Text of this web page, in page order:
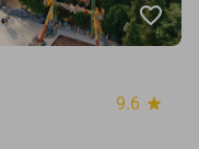
favorite_border
9.6 star